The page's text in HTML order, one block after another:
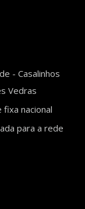
- Casalinhos
Vedras
nacional
para a rede